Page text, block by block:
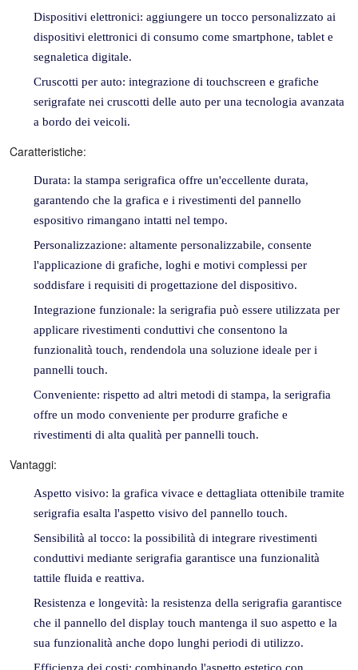
Dispositivi elettronici: aggiungere un tocco personalizzato ai
dispositivi elettronici di consumo come smartphone, tablet e
segnaletica digitale.
Cruscotti per auto: integrazione di touchscreen e grafiche
serigrafate nei cruscotti delle auto per una tecnologia avanzata
a bordo dei veicoli.
Caratteristiche:
Durata: la stampa serigrafica offre un'eccellente durata,
garantendo che la grafica e i rivestimenti del pannello
espositivo rimangano intatti nel tempo.
Personalizzazione: altamente personalizzabile, consente
l'applicazione di grafiche, loghi e motivi complessi per
soddisfare i requisiti di progettazione del dispositivo.
Integrazione funzionale: la serigrafia può essere utilizzata per
applicare rivestimenti conduttivi che consentono la
funzionalità touch, rendendola una soluzione ideale per i
pannelli touch.
Conveniente: rispetto ad altri metodi di stampa, la serigrafia
offre un modo conveniente per produrre grafiche e
rivestimenti di alta qualità per pannelli touch.
Vantaggi:
Aspetto visivo: la grafica vivace e dettagliata ottenibile tramite
serigrafia esalta l'aspetto visivo del pannello touch.
Sensibilità al tocco: la possibilità di integrare rivestimenti
conduttivi mediante serigrafia garantisce una funzionalità
tattile fluida e reattiva.
Resistenza e longevità: la resistenza della serigrafia garantisce
che il pannello del display touch mantenga il suo aspetto e la
sua funzionalità anche dopo lunghi periodi di utilizzo.